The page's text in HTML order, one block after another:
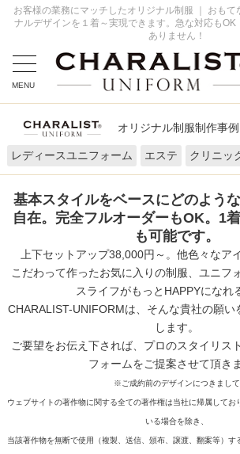
お客様の業務にマッチしたオリジナル制服 ｜ おもて
ナルデザインを１着～実現できます。急な対応もOK
ありません！
全てのデザイン事例
オーダーの流れ
お問い合わせ
FAQ
MENU
オリジナル制服制作事例
レディースユニフォーム エステ クリニッ
基本スタイルをベースにどのよう
自在。完全フルオーダーもOK。1
も可能です。
上下セットアップ38,000円～。他色々なア
こだわって作ったお気に入りの制服、ユニフ
スライフがもっとHAPPYになれ
CHARALIST-UNIFORMは、そんな貴社の願い
します。
ご要望をお伝え下されば、プロのスタイリス
フォームをご提案させて頂きま
※ご成約前のデザインにつきまして
ウェブサイトの著作物に関する全ての著作権は当社に帰属してお
いる場合を除き、
当該著作物を無断で使用（複製、送信、頒布、譲渡、翻案等）